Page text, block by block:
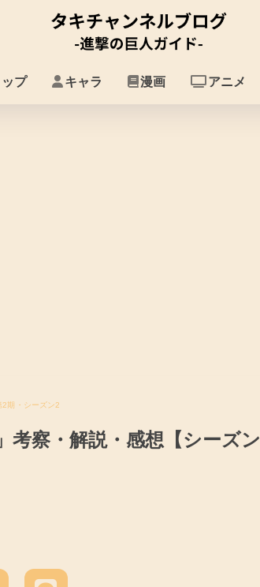
ップ キャラ 漫画 アニメ
2期・シーズン2
考察・解説・感想【シーズン